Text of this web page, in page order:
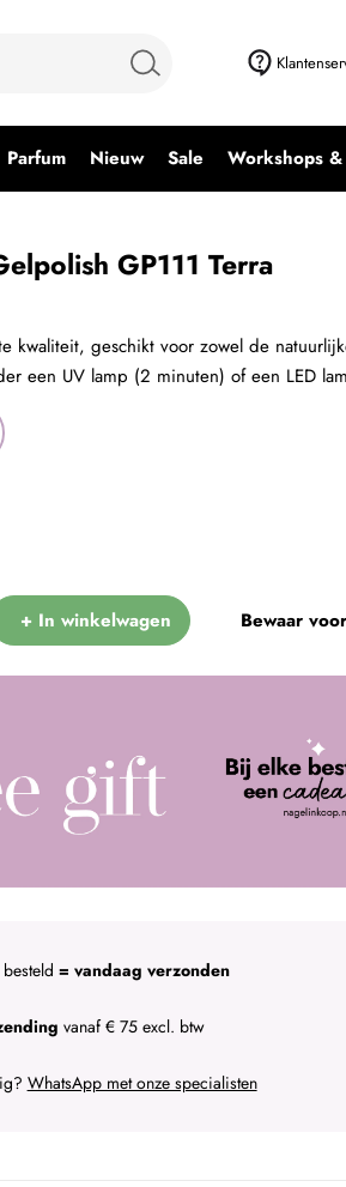
Parfum Nieuw Sale Workshops
GP111 Terra
+ In winkelwagen Bewaar
= vandaag verzonden
vanaf € 75 excl. btw
WhatsApp met onze specialisten
kwaliteit, geschikt voor zowel de
een UV lamp (2 minuten) of een LED